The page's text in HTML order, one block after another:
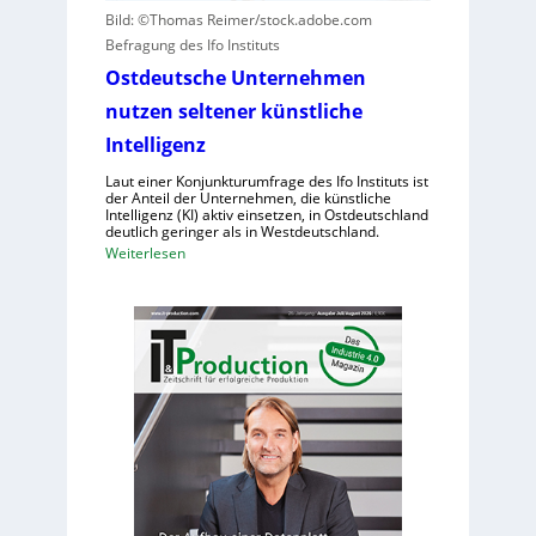
N
S
-
e
r
u
s
a
c
h
e
n
h
e
K
o
f
h
u
a
n
o
i
d
e
b
o
t
e
e
Bild: ©Thomas Reimer/stock.adobe.com
Befragung des Ifo Instituts
Ostdeutsche Unternehmen
nutzen seltener künstliche
Intelligenz
Laut einer Konjunkturumfrage des Ifo Instituts ist
der Anteil der Unternehmen, die künstliche
Intelligenz (KI) aktiv einsetzen, in Ostdeutschland
deutlich geringer als in Westdeutschland.
Weiterlesen:
s
t
d
e
e